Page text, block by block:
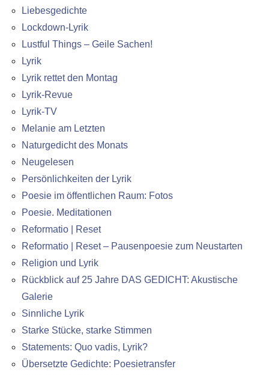
Liebesgedichte
Lockdown-Lyrik
Lustful Things – Geile Sachen!
Lyrik
Lyrik rettet den Montag
Lyrik-Revue
Lyrik-TV
Melanie am Letzten
Naturgedicht des Monats
Neugelesen
Persönlichkeiten der Lyrik
Poesie im öffentlichen Raum: Fotos
Poesie. Meditationen
Reformatio | Reset
Reformatio | Reset – Pausenpoesie zum Neustarten
Religion und Lyrik
Rückblick auf 25 Jahre DAS GEDICHT: Akustische
Galerie
Sinnliche Lyrik
Starke Stücke, starke Stimmen
Statements: Quo vadis, Lyrik?
Übersetzte Gedichte: Poesietransfer